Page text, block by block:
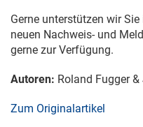
Gerne unterstützen wir
neuen Nachweis- und
gerne zur Verfügung.
Autoren: Roland Fugger
Zum Originalartikel